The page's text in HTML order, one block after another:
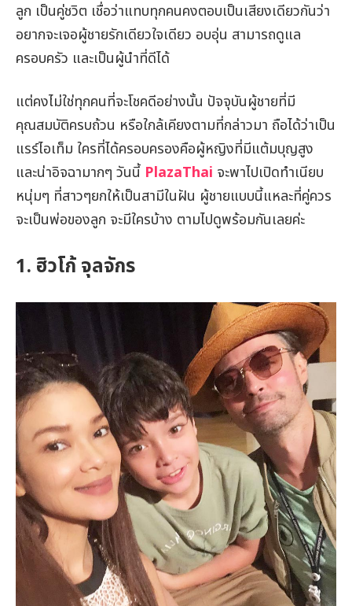
ลูก เป็นคู่ชวิต เชื่อว่าแทบทุกคนคงตอบเป็นเสียงเดียวกันว่า
อยากจะเจอผู้ชายรักเดียวใจเดียว อบอุ่น สามารถดูแล
ครอบครัว และเป็นผู้นำที่ดีได้
แต่คงไม่ใช่ทุกคนที่จะโชคดีอย่างนั้น ปัจจุบันผู้ชายที่มี
คุณสมบัติครบถ้วน หรือใกล้เคียงตามที่กล่าวมา ถือได้ว่าเป็น
แรร์ไอเท็ม ใครที่ได้ครอบครองคือผู้หญิงที่มีแต้มบุญสูง
และน่าอิจฉามากๆ วันนี้ PlazaThai จะพาไปเปิดทำเนียบ
หนุ่มๆ ที่สาวๆยกให้เป็นสามีในฝัน ผู้ชายแบบนี้แหละที่คู่ควร
จะเป็นพ่อของลูก จะมีใครบ้าง ตามไปดูพร้อมกันเลยค่ะ
1. ฮิวโก้ จุลจักร